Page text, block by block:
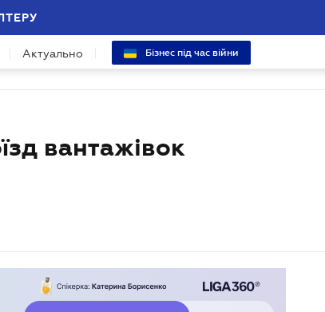
Актуально Бізнес під час війни
вантажівок